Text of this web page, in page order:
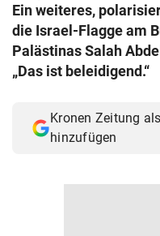
Ein weiteres,
die Israel-Flagge am
Palästinas Salah
„Das ist beleidigend.“
Kronen Zeitung
hinzufügen